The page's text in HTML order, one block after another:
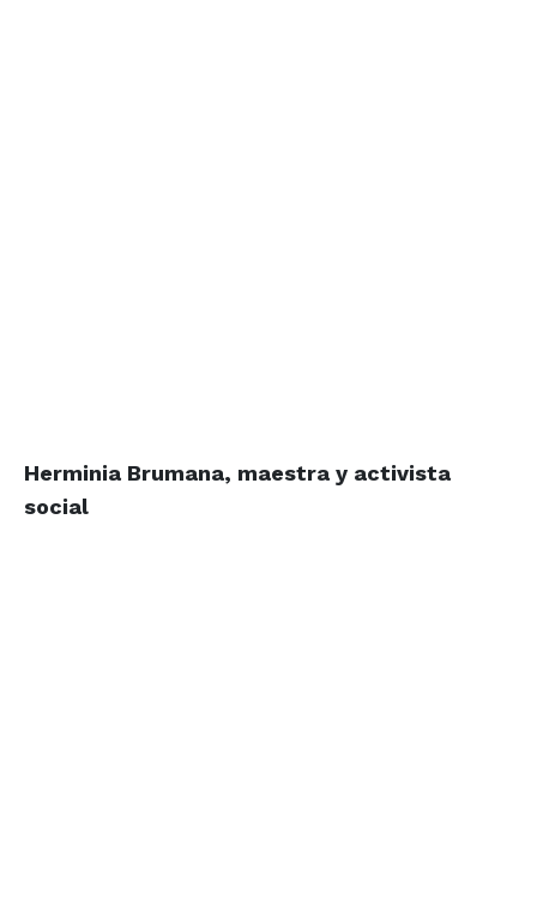
Herminia Brumana, maestra y activista
social